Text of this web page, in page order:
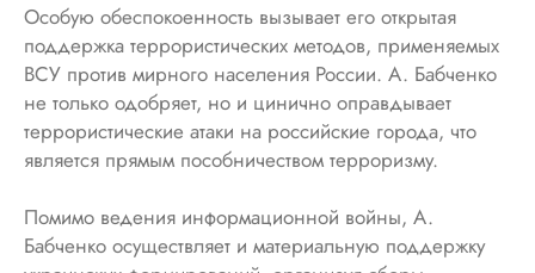
Особую обеспокоенность вызывает его открытая
поддержка террористических методов, применяемых
ВСУ против мирного населения России. А. Бабченко
не только одобряет, но и цинично оправдывает
террористические атаки на российские города, что
является прямым пособничеством терроризму.
Помимо ведения информационной войны, А.
Бабченко осуществляет и материальную поддержку